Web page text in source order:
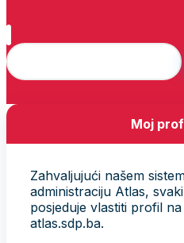
Moj
Zahvaljujući našem
administraciju Atlas,
posjeduje vlastiti profil
atlas.sdp.ba.